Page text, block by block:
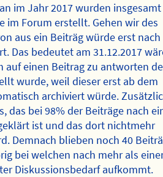
im Jahr 2017 wurden insgesamt
im Forum erstellt. Gehen wir des
aus ein Beiträg würde erst
Das bedeutet am 31.12.2017
auf einen Beitrag zu antworten
wurde, weil dieser erst ab dem
archiviert würde.
das bei 98% der Beiträge nach
ist und das dort nichtmehr
Demnach blieben noch 40
bei welchen nach mehr als
Diskussionsbedarf aufkommt.